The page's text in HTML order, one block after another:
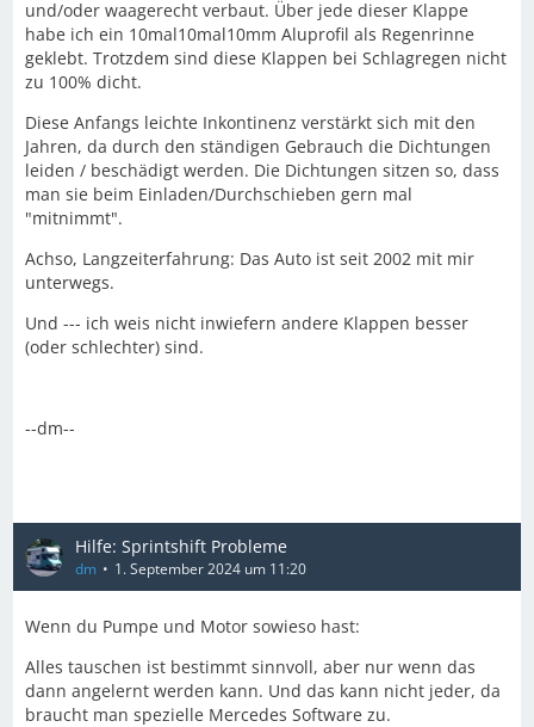
und/oder waagerecht verbaut. Über jede dieser Klappe
habe ich ein 10mal10mal10mm Aluprofil als Regenrinne
geklebt. Trotzdem sind diese Klappen bei Schlagregen nicht
zu 100% dicht.
Diese Anfangs leichte Inkontinenz verstärkt sich mit den
Jahren, da durch den ständigen Gebrauch die Dichtungen
leiden / beschädigt werden. Die Dichtungen sitzen so, dass
man sie beim Einladen/Durchschieben gern mal
"mitnimmt".
Achso, Langzeiterfahrung: Das Auto ist seit 2002 mit mir
unterwegs.
Und --- ich weis nicht inwiefern andere Klappen besser
(oder schlechter) sind.
--dm--
Hilfe: Sprintshift Probleme
dm 1. September 2024 um 11:20
Wenn du Pumpe und Motor sowieso hast:
Alles tauschen ist bestimmt sinnvoll, aber nur wenn das
dann angelernt werden kann. Und das kann nicht jeder, da
braucht man spezielle Mercedes Software zu.